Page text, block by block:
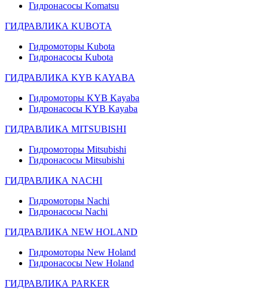
Гидронасосы Komatsu
ГИДРАВЛИКА KUBOTA
Гидромоторы Kubota
Гидронасосы Kubota
ГИДРАВЛИКА KYB KAYABA
Гидромоторы KYB Kayaba
Гидронасосы KYB Kayaba
ГИДРАВЛИКА MITSUBISHI
Гидромоторы Mitsubishi
Гидронасосы Mitsubishi
ГИДРАВЛИКА NACHI
Гидромоторы Nachi
Гидронасосы Nachi
ГИДРАВЛИКА NEW HOLAND
Гидромоторы New Holand
Гидронасосы New Holand
ГИДРАВЛИКА PARKER